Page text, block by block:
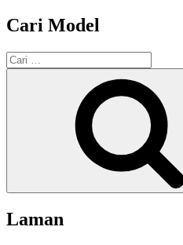
Cari Model
Pencarian
untuk:
Laman